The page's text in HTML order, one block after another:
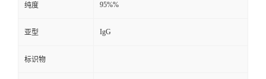
纯度 95%%
亚型 IgG
标识物